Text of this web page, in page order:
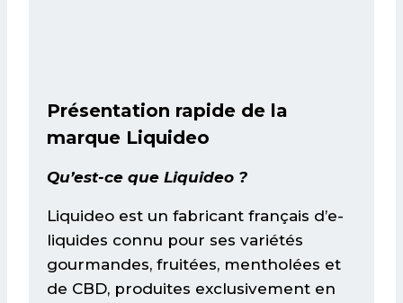
Présentation rapide de la
marque Liquideo
Qu’est-ce que Liquideo ?
Liquideo est un fabricant français d’e-
liquides connu pour ses variétés
gourmandes, fruitées, mentholées et
de CBD, produites exclusivement en